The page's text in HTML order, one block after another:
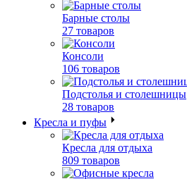
Барные столы
27 товаров
Консоли
106 товаров
Подстолья и столешницы
28 товаров
Кресла и пуфы
Кресла для отдыха
809 товаров